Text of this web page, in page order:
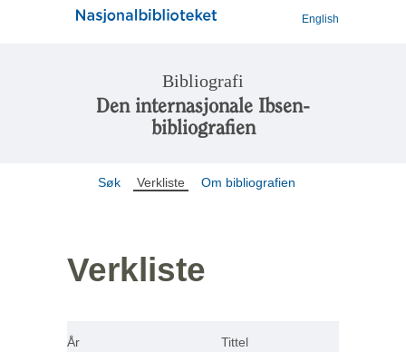
English
Bibliografi
Den internasjonale Ibsen-
bibliografien
Søk Verkliste Om bibliografien
Verkliste
År Tittel